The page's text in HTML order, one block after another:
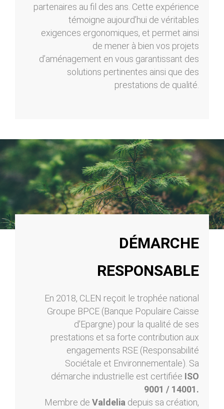
partenaires au fil des ans. Cette expérience
témoigne aujourd’hui de véritables
exigences ergonomiques, et permet ainsi
de mener à bien vos projets
d’aménagement en vous garantissant des
solutions pertinentes ainsi que des
prestations de qualité.
DÉMARCHE
RESPONSABLE
En 2018, CLEN reçoit le trophée national
Groupe BPCE (Banque Populaire Caisse
d'Epargne) pour la qualité de ses
prestations et sa forte contribution aux
engagements RSE (Responsabilité
Sociétale et Environnementale). Sa
démarche industrielle est certifiée ISO
9001 / 14001.
Membre de Valdelia depuis sa création,